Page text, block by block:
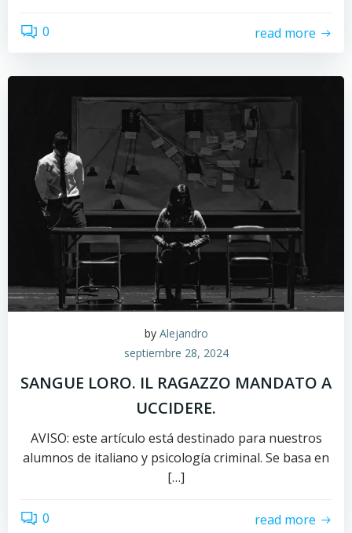
0 read more
by Alejandro
septiembre 28, 2024
SANGUE LORO. IL RAGAZZO MANDATO A
UCCIDERE.
AVISO: este artículo está destinado para nuestros
alumnos de italiano y psicología criminal. Se basa en
[…]
0 read more